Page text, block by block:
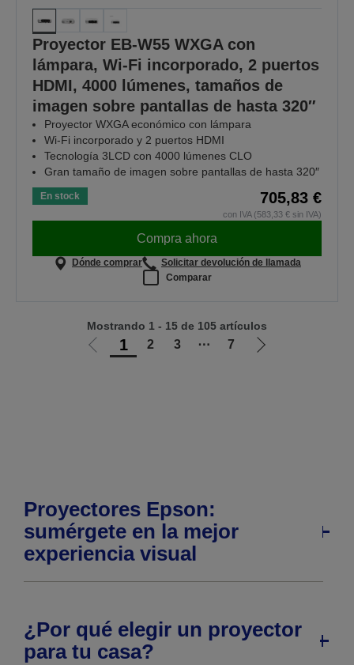
Proyector EB-W55 WXGA con
lámpara, Wi-Fi incorporado, 2 puertos
HDMI, 4000 lúmenes, tamaños de
imagen sobre pantallas de hasta 320″
Proyector WXGA económico con lámpara
Wi-Fi incorporado y 2 puertos HDMI
Tecnología 3LCD con 4000 lúmenes CLO
Gran tamaño de imagen sobre pantallas de hasta 320″
En stock 705,83 €
con IVA (583,33 € sin IVA)
Compra ahora
Dónde comprar
Solicitar devolución de llamada
Comparar
Ir
1 2 3 ⋯ 7
Ir
Mostrando 1 - 15 de 105 artículos
Proyectores Epson:
sumérgete en la mejor
experiencia visual
¿Por qué elegir un proyector
para tu casa?